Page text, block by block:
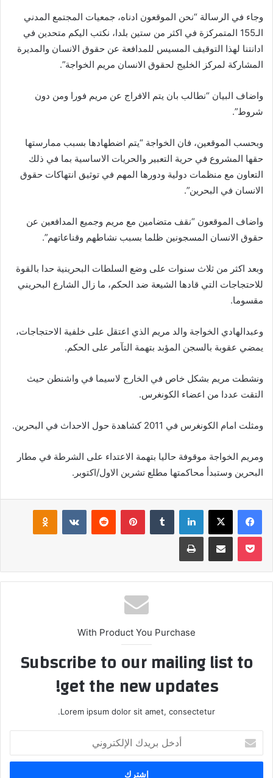
وجاء في الرسالة “نحن الموقعون ادناه، جمعيات المجتمع المدني
الـ155 المتمركزة في اكثر من ستين بلدا، نكتب اليكم متحدين في
ادانتنا لهذا التوقيف المسيس للمدافعة عن حقوق الانسان والمديرة
المشاركة لمركز الخليج لحقوق الانسان مريم الخواجة”.
واضاف البيان “نطالب بان يتم الافراج عن مريم فورا ومن دون
شروط”.
وبحسب الموقعين، فان الخواجة “يتم اضطهادها بسبب ممارستها
حقها المشروع في حرية التعبير والحريات الاساسية بما في ذلك
التعاون مع منظمات دولية ودورها المهم في توثيق انتهاكات حقوق
الانسان في البحرين”.
واضاف الموقعون “نقف متضامين مع مريم وجميع المدافعين عن
حقوق الانسان المسجونين ظلما بسبب نشاطهم وقناعاتهم”.
وبعد اكثر من ثلاث سنوات على وضع السلطات البحرينية حدا بالقوة
للاحتجاجات التي قادها الشيعة ضد الحكم، ما زال الشارع البحريني
مقسوما.
وعبدالهادي الخواجة والد مريم الذي اعتقل على خلفية الاحتجاجات،
يمضي عقوبة بالسجن المؤبد بتهمة التآمر على الحكم.
ونشطت مريم بشكل خاص في الخارج لاسيما في واشنطن حيث
التقت عددا من اعضاء الكونغرس.
ومثلت امام الكونغرس في 2011 كشاهدة حول الاحداث في البحرين.
ومريم الخواجة موقوفة حاليا بتهمة الاعتداء على الشرطة في مطار
البحرين وستبدأ محاكمتها مطلع تشرين الاول/اكتوبر.
فيسبوك ‫X لينكدإن بينتيريست
‫Pocket مشاركة عبر البريد طباعة
With Product You Purchase
Subscribe to our mailing list to
get the new updates!
Lorem ipsum dolor sit amet, consectetur.
بريدك
الإلكتروني